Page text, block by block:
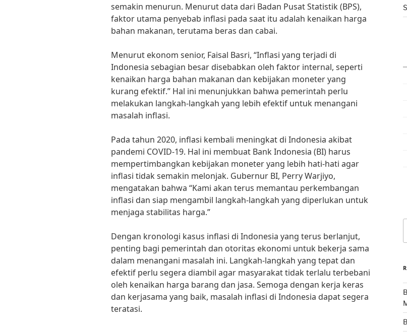
semakin menurun. Menurut data dari Badan Pusat Statistik (BPS),
faktor utama penyebab inflasi pada saat itu adalah kenaikan harga
bahan makanan, terutama beras dan cabai.
Menurut ekonom senior, Faisal Basri, “Inflasi yang terjadi di
Indonesia sebagian besar disebabkan oleh faktor internal, seperti
kenaikan harga bahan makanan dan kebijakan moneter yang
kurang efektif.” Hal ini menunjukkan bahwa pemerintah perlu
melakukan langkah-langkah yang lebih efektif untuk menangani
masalah inflasi.
Pada tahun 2020, inflasi kembali meningkat di Indonesia akibat
pandemi COVID-19. Hal ini membuat Bank Indonesia (BI) harus
mempertimbangkan kebijakan moneter yang lebih hati-hati agar
inflasi tidak semakin melonjak. Gubernur BI, Perry Warjiyo,
mengatakan bahwa “Kami akan terus memantau perkembangan
inflasi dan siap mengambil langkah-langkah yang diperlukan untuk
menjaga stabilitas harga.”
Dengan kronologi kasus inflasi di Indonesia yang terus berlanjut,
penting bagi pemerintah dan otoritas ekonomi untuk bekerja sama
dalam menangani masalah ini. Langkah-langkah yang tepat dan
efektif perlu segera diambil agar masyarakat tidak terlalu terbebani
oleh kenaikan harga barang dan jasa. Semoga dengan kerja keras
dan kerjasama yang baik, masalah inflasi di Indonesia dapat segera
teratasi.